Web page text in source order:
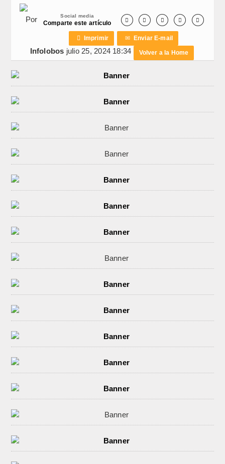
Social media
Comparte este artículo     
 Imprimir ✉ Enviar E-mail
Por
Infolobos julio 25, 2024 18:34 Volver a la Home